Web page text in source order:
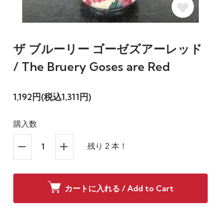
ザ ブルーリー ゴーゼズアーレッド
/ The Bruery Goses are Red
1,192円(税込1,311円)
購入数
残り 2 本！
カートに入れる / Add to Cart